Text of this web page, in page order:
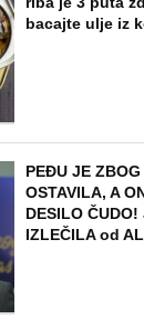
bacajte ulje iz
PEĐU JE
OSTAVILA, A
DESILO
IZLEČILA od